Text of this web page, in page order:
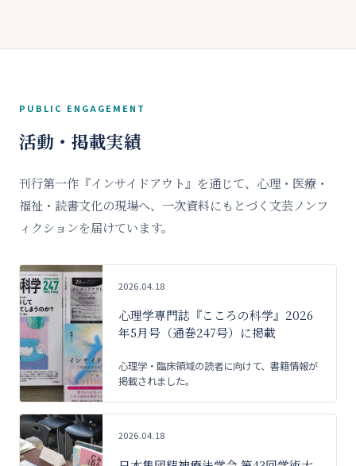
PUBLIC ENGAGEMENT
活動・掲載実績
刊行第一作『インサイドアウト』を通じて、心理・医療・
福祉・読書文化の現場へ、一次資料にもとづく文芸ノンフ
ィクションを届けています。
2026.04.18
心理学専門誌『こころの科学』2026
年5月号（通巻247号）に掲載
心理学・臨床領域の読者に向けて、書籍情報が
掲載されました。
2026.04.18